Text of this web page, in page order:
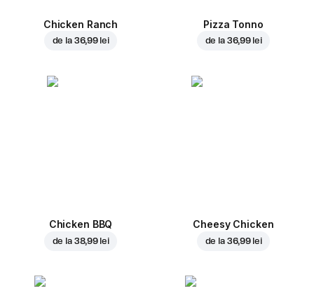
Chicken Ranch
de la 36,99 lei
Pizza Tonno
de la 36,99 lei
Chicken BBQ
de la 38,99 lei
Cheesy Chicken
de la 36,99 lei